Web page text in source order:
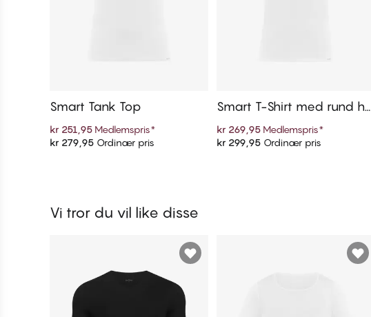
Legg i handlekurven
Smart Tank Top
kr 251,95 Medlemspris*
kr 279,95 Ordinær pris Legg i handlekurven
Smart T-Shirt med rund hal
kr 269,95 Medlemspris*
kr 299,95 Ordinær pris
Vi tror du vil like disse